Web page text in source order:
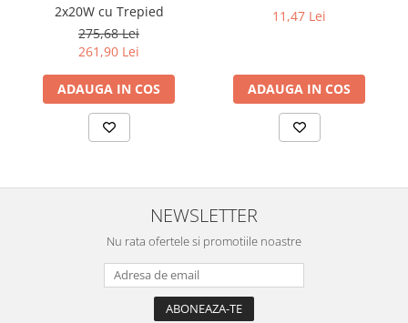
2x20W cu Trepied
275,68 Lei
261,90 Lei
ADAUGA IN COS
11,47 Lei
ADAUGA IN COS
NEWSLETTER
Nu rata ofertele si promotiile noastre